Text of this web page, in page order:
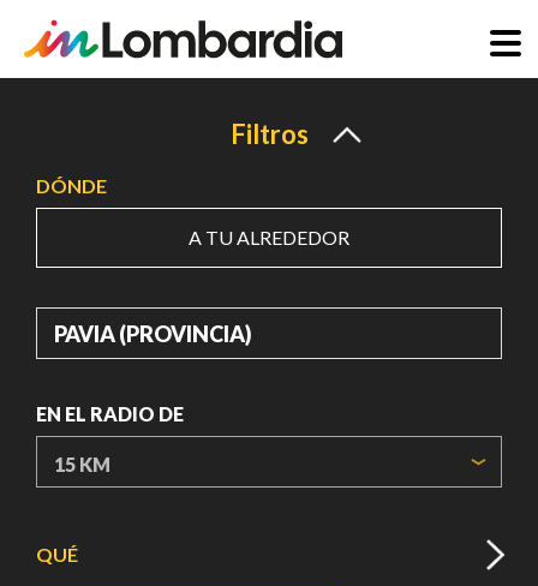
principal
Filtros
DÓNDE
A TU ALREDEDOR
DÓNDE
EN EL RADIO DE
QUÉ